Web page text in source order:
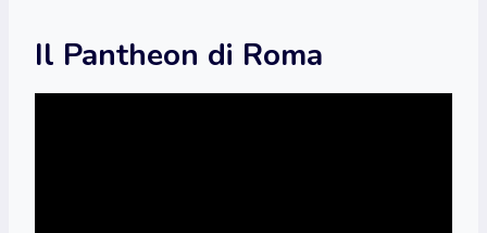
Il Pantheon di Roma